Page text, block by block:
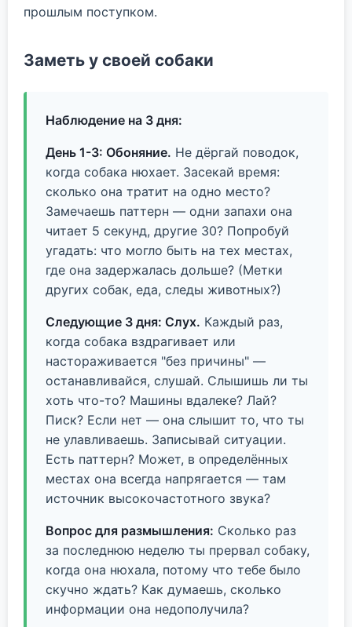
прошлым поступком.
Заметь у своей собаки
Наблюдение на 3 дня:
День 1-3: Обоняние. Не дёргай поводок,
когда собака нюхает. Засекай время:
сколько она тратит на одно место?
Замечаешь паттерн — одни запахи она
читает 5 секунд, другие 30? Попробуй
угадать: что могло быть на тех местах,
где она задержалась дольше? (Метки
других собак, еда, следы животных?)
Следующие 3 дня: Слух. Каждый раз,
когда собака вздрагивает или
настораживается "без причины" —
останавливайся, слушай. Слышишь ли ты
хоть что-то? Машины вдалеке? Лай?
Писк? Если нет — она слышит то, что ты
не улавливаешь. Записывай ситуации.
Есть паттерн? Может, в определённых
местах она всегда напрягается — там
источник высокочастотного звука?
Вопрос для размышления: Сколько раз
за последнюю неделю ты прервал собаку,
когда она нюхала, потому что тебе было
скучно ждать? Как думаешь, сколько
информации она недополучила?